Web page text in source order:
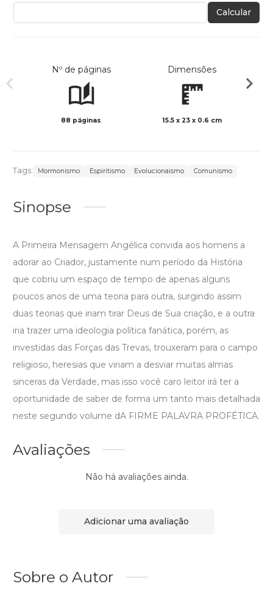
Calcular
Nº de páginas
88 páginas
Dimensões
15.5 x 23 x 0.6 cm
Tags: Mormonismo Espiritismo Evolucionaismo Comunismo
Sinopse
A Primeira Mensagem Angélica convida aos homens a
adorar ao Criador, justamente num período da História
que cobriu um espaço de tempo de apenas alguns
poucos anos de uma teoria para outra, surgindo assim
duas teorias que iriam tirar Deus de Sua criação, e a outra
iria trazer uma ideologia política fanática, porém, as
investidas das Forças das Trevas, trouxeram para o campo
religioso, heresias que viriam a desviar muitas almas
sinceras da Verdade, mas isso você caro leitor irá ter a
oportunidade de saber de forma um tanto mais detalhada
neste segundo volume dA FIRME PALAVRA PROFÉTICA.
Avaliações
Não há avaliações ainda.
Adicionar uma avaliação
Sobre o Autor